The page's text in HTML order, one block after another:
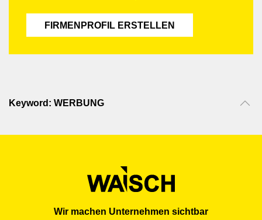
FIRMENPROFIL ERSTELLEN
Keyword: WERBUNG
Wir machen Unternehmen sichtbar